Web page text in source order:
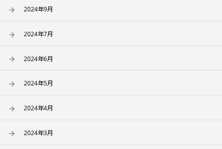
2024年9月
2024年7月
2024年6月
2024年5月
2024年4月
2024年3月